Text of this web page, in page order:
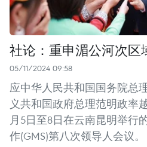
社论：重申湄公河次区
05/11/2024 09:58
应中华人民共和国国务院总
义共和国政府总理范明政率
月5日至8日在云南昆明举行
作(GMS)第八次领导人会议。